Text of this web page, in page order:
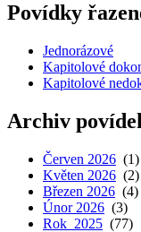
Povídky
Jednorázové
Kapitolové
Kapitolové
Archiv
Červen 2026 (1)
Květen 2026 (2)
Březen 2026 (4)
Únor 2026 (3)
Rok 2025 (77)